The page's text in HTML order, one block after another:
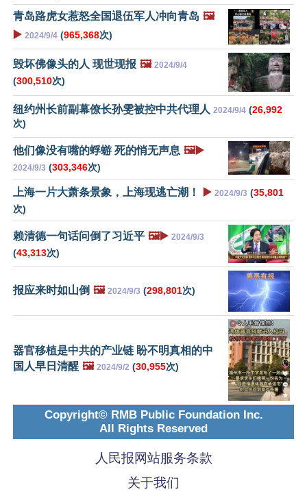
青岛路虎女惹怒全国退伍军人冲向青岛 🖼️
▶️ 2024/9/4 (965,368次)
毁坏佛像头的人 现世现报 🖼️ 2024/9/4
(300,510次)
纽约州长前副幕僚长孙雯被控中共代理人 2024/9/4 (26,992
次)
他们像没有嘴的蜉蝣 死的悄无声息 🖼️▶️
2024/9/3 (303,346次)
上海一片大萧条景象，上海现逃亡潮！ ▶️ 2024/9/3 (35,801
次)
赖清德一句话问倒了习近平 🖼️▶️ 2024/9/3
(43,313次)
报应来时如山倒 🖼️ 2024/9/3 (298,801次)
器官移植是中共的产业链 盼不明真相的中
国人早日清醒 🖼️ 2024/9/2 (30,955次)
Copyright© RMB Public Foundation Inc.
All Rights Reserved
人民报网站服务条款
关于我们